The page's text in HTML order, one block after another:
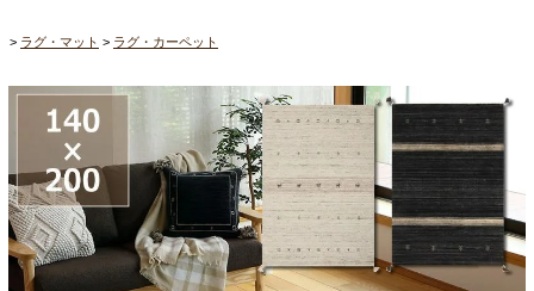
ラグ・マット ラグ・カーペット